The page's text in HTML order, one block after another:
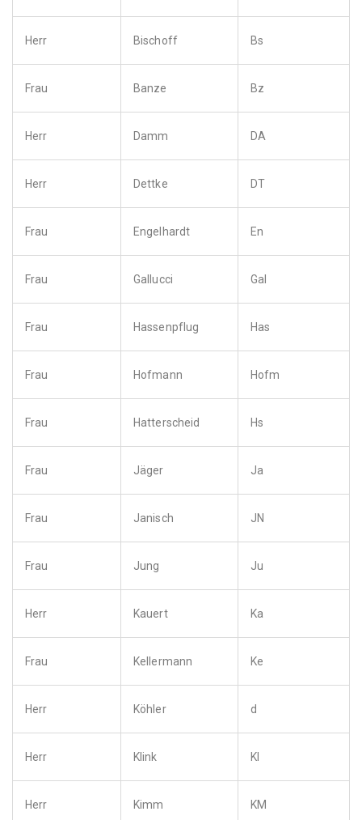
Herr Bischoff Bs
Frau Banze Bz
Herr Damm DA
Herr Dettke DT
Frau Engelhardt En
Frau Gallucci Gal
Frau Hassenpflug Has
Frau Hofmann Hofm
Frau Hatterscheid Hs
Frau Jäger Ja
Frau Janisch JN
Frau Jung Ju
Herr Kauert Ka
Frau Kellermann Ke
Herr Köhler d
Herr Klink Kl
Herr Kimm KM